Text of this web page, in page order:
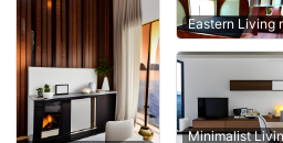
Eastern Living
Minimalist